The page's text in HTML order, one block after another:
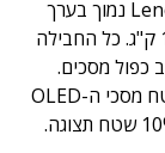
המשקל של ה-Lenovo Yoga Book 9-14IAH10 נמוך בערך
ב-120 גרם מאשר בדור הקודם, ועומד על 1.21 ק"ג. כל החבילה
כפול מסכים.
הגודל הזה הושג על אף שלנובו הגדילה את שטח מסכי ה-OLED